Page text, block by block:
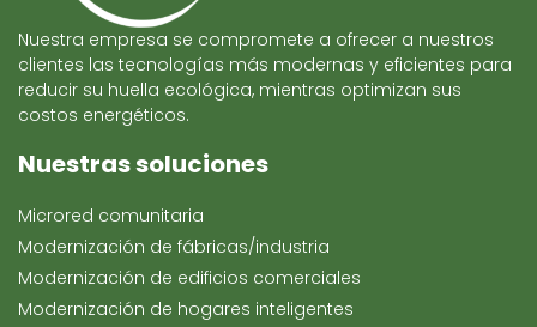
Nuestra empresa se compromete a ofrecer a nuestros
clientes las tecnologías más modernas y eficientes para
reducir su huella ecológica, mientras optimizan sus
costos energéticos.
Nuestras soluciones
Microred comunitaria
Modernización de fábricas/industria
Modernización de edificios comerciales
Modernización de hogares inteligentes